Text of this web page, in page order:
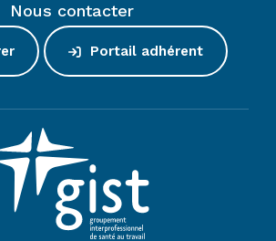
Nous contacter
Portail adhérent